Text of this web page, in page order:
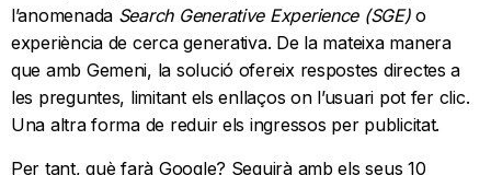
l’anomenada Search Generative Experience (SGE)o
experiència de cerca generativa. De la mateixa manera
que amb Gemeni, la solució ofereix respostes directes a
les preguntes, limitant els enllaços on l’usuari pot fer clic.
Una altra forma de reduir els ingressos per publicitat.
Per tant, què farà Google? Seguirà amb els seus 10